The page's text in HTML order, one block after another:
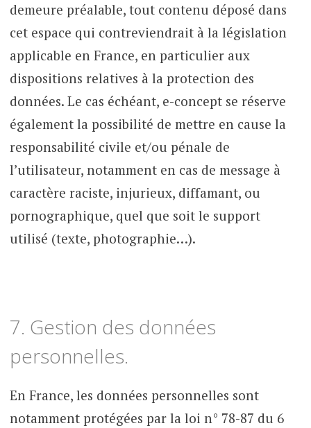
demeure préalable, tout contenu déposé dans
cet espace qui contreviendrait à la législation
applicable en France, en particulier aux
dispositions relatives à la protection des
données. Le cas échéant, e-concept se réserve
également la possibilité de mettre en cause la
responsabilité civile et/ou pénale de
l’utilisateur, notamment en cas de message à
caractère raciste, injurieux, diffamant, ou
pornographique, quel que soit le support
utilisé (texte, photographie…).
7. Gestion des données
personnelles.
En France, les données personnelles sont
notamment protégées par la loi n° 78-87 du 6